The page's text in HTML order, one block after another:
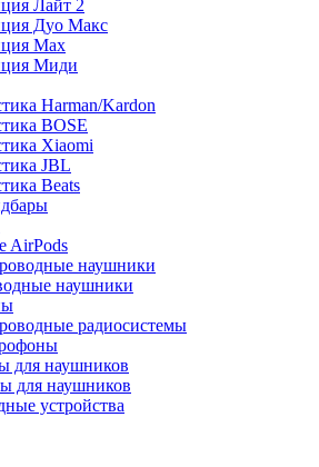
Лайт 2
Дуо Макс
Max
Миди
Harman/Kardon
BOSE
Xiaomi
JBL
Beats
AirPods
наушники
наушники
радиосистемы
для наушников
для наушников
устройства